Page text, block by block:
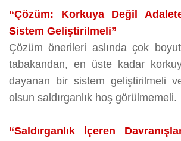
“Çözüm: Korkuya Değil
Sistem Geliştirilmeli”
Çözüm önerileri aslında çok
tabakandan, en üste kadar
dayanan bir sistem geliştirilmeli
olsun saldırganlık hoş görülmemeli.
“Saldırganlık İçeren